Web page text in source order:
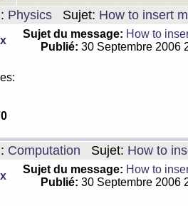
Physics Sujet: How to insert
Sujet du message: How to
Publié: 30 Septembre 2006
Computation Sujet: How to
Sujet du message: How to
Publié: 30 Septembre 2006